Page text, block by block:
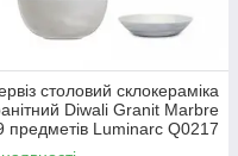
столовий склокераміка
Diwali Granit Marbre
предметів Luminarc Q0217